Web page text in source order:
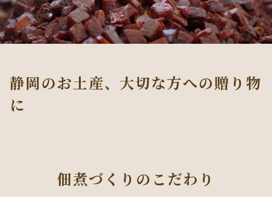
静岡のお土産、大切な方への贈り物
に
佃煮づくりのこだわり